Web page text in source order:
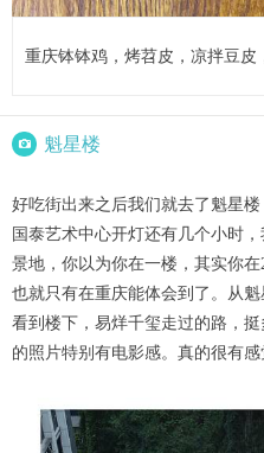
重庆钵钵鸡，烤苕皮，凉拌豆皮
 魁星楼
好吃街出来之后我们就去了魁星
国泰艺术中心开灯还有几个小时
景地，你以为你在一楼，其实你
也就只有在重庆能体会到了。从
看到楼下，易烊千玺走过的路，
的照片特别有电影感。真的很有感